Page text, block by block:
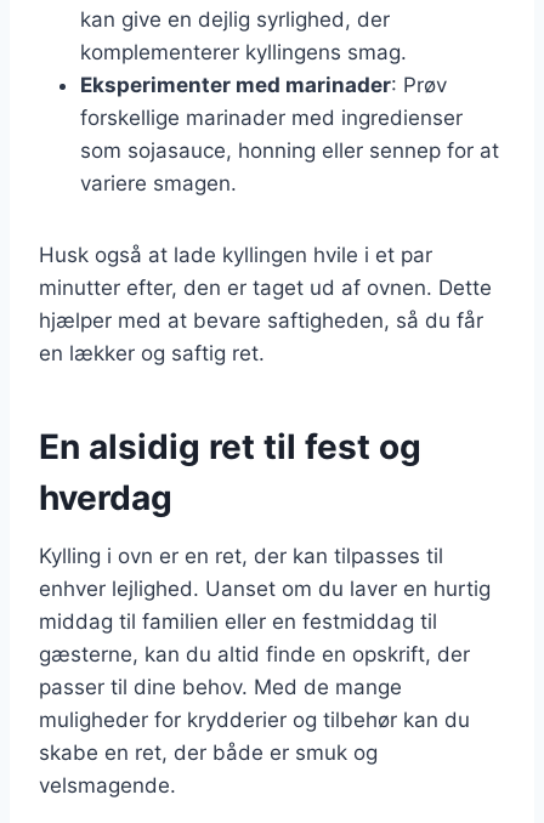
kan give en dejlig syrlighed, der
komplementerer kyllingens smag.
Eksperimenter med marinader: Prøv
forskellige marinader med ingredienser
som sojasauce, honning eller sennep for at
variere smagen.
Husk også at lade kyllingen hvile i et par
minutter efter, den er taget ud af ovnen. Dette
hjælper med at bevare saftigheden, så du får
en lækker og saftig ret.
En alsidig ret til fest og
hverdag
Kylling i ovn er en ret, der kan tilpasses til
enhver lejlighed. Uanset om du laver en hurtig
middag til familien eller en festmiddag til
gæsterne, kan du altid finde en opskrift, der
passer til dine behov. Med de mange
muligheder for krydderier og tilbehør kan du
skabe en ret, der både er smuk og
velsmagende.